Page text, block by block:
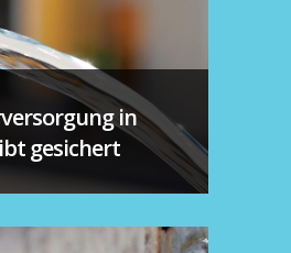
in
gesichert